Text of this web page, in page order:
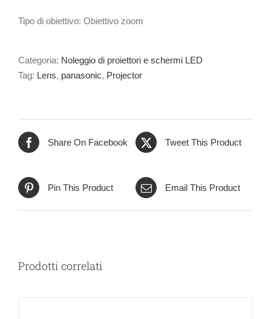
Tipo di obiettivo: Obiettivo zoom
Categoria: Noleggio di proiettori e schermi LED
Tag: Lens, panasonic, Projector
Share On Facebook Tweet This Product
Pin This Product Email This Product
Prodotti correlati